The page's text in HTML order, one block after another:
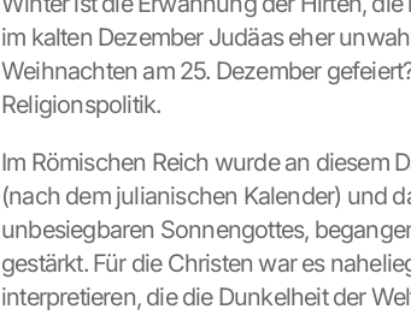
im kalten Dezember Judäas eher
Weihnachten am 25. Dezember
Religionspolitik.
Im Römischen Reich wurde an diesem
(nach dem julianischen Kalender) und
unbesiegbaren Sonnengottes,
gestärkt. Für die Christen war es
interpretieren, die die Dunkelheit der